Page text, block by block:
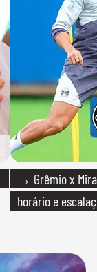
→ Grêmio x
horário e